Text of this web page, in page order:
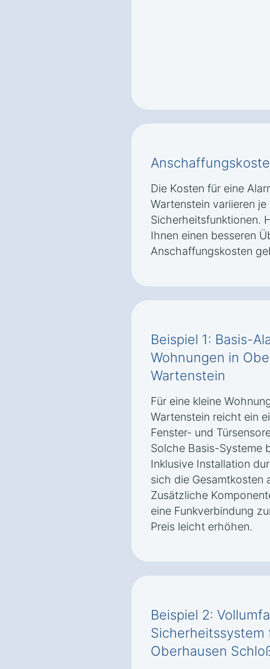
Die Kosten für eine
Wartenstein variieren
Sicherheitsfunktionen.
Ihnen einen besseren
Anschaffungskosten
Beispiel 1: Basis-
Wohnungen in
Wartenstein
Für eine kleine
Wartenstein reicht ein
Fenster- und
Solche Basis-Systeme
Inklusive Installation
sich die Gesamtkosten
Zusätzliche
eine Funkverbindung
Preis leicht erhöhen.
Beispiel 2:
Sicherheitssystem
Oberhausen